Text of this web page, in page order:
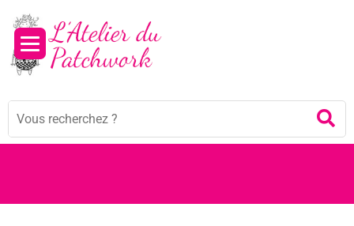
Mots
Panneau de gestion des cookies